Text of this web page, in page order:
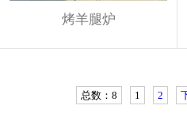
烤羊腿炉
总数：8 1 2